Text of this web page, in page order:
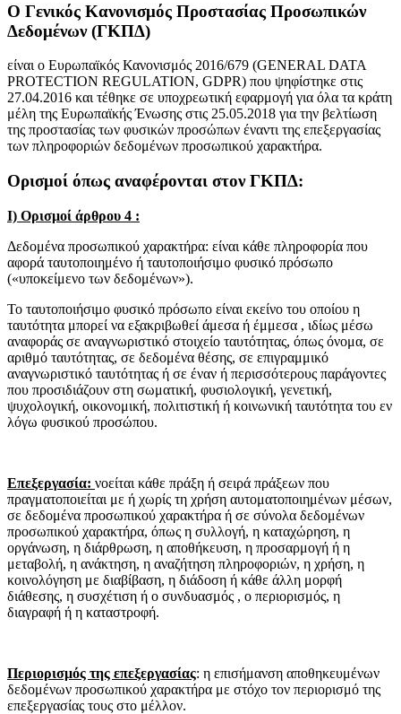
Ο Γενικός Κανονισμός Προστασίας Προσωπικών
Δεδομένων (ΓΚΠΔ)
είναι ο Ευρωπαϊκός Κανονισμός 2016/679 (GENERAL DATA
PROTECTION REGULATION, GDPR) που ψηφίστηκε στις
27.04.2016 και τέθηκε σε υποχρεωτική εφαρμογή για όλα τα κράτη
μέλη της Ευρωπαϊκής Ένωσης στις 25.05.2018 για την βελτίωση
της προστασίας των φυσικών προσώπων έναντι της επεξεργασίας
των πληροφοριών δεδομένων προσωπικού χαρακτήρα.
Ορισμοί όπως αναφέρονται στον ΓΚΠΔ:
Ι) Ορισμοί άρθρου 4 :
Δεδομένα προσωπικού χαρακτήρα: είναι κάθε πληροφορία που
αφορά ταυτοποιημένο ή ταυτοποιήσιμο φυσικό πρόσωπο
(«υποκείμενο των δεδομένων»).
Το ταυτοποιήσιμο φυσικό πρόσωπο είναι εκείνο του οποίου η
ταυτότητα μπορεί να εξακριβωθεί άμεσα ή έμμεσα , ιδίως μέσω
αναφοράς σε αναγνωριστικό στοιχείο ταυτότητας, όπως όνομα, σε
αριθμό ταυτότητας, σε δεδομένα θέσης, σε επιγραμμικό
αναγνωριστικό ταυτότητας ή σε έναν ή περισσότερους παράγοντες
που προσιδιάζουν στη σωματική, φυσιολογική, γενετική,
ψυχολογική, οικονομική, πολιτιστική ή κοινωνική ταυτότητα του εν
λόγω φυσικού προσώπου.
Επεξεργασία: νοείται κάθε πράξη ή σειρά πράξεων που
πραγματοποιείται με ή χωρίς τη χρήση αυτοματοποιημένων μέσων,
σε δεδομένα προσωπικού χαρακτήρα ή σε σύνολα δεδομένων
προσωπικού χαρακτήρα, όπως η συλλογή, η καταχώρηση, η
οργάνωση, η διάρθρωση, η αποθήκευση, η προσαρμογή ή η
μεταβολή, η ανάκτηση, η αναζήτηση πληροφοριών, η χρήση, η
κοινολόγηση με διαβίβαση, η διάδοση ή κάθε άλλη μορφή
διάθεσης, η συσχέτιση ή ο συνδυασμός , ο περιορισμός, η
διαγραφή ή η καταστροφή.
Περιορισμός της επεξεργασίας: η επισήμανση αποθηκευμένων
δεδομένων προσωπικού χαρακτήρα με στόχο τον περιορισμό της
επεξεργασίας τους στο μέλλον.